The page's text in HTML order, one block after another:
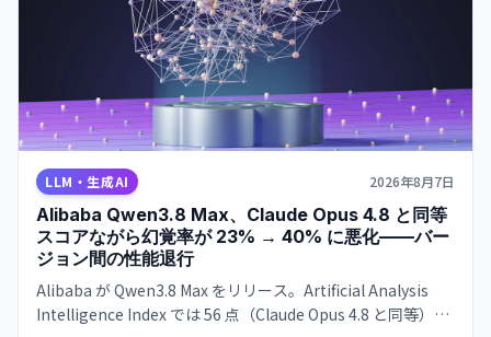
LLM・生成AI 2026年8月7日
Alibaba Qwen3.8 Max、Claude Opus 4.8 と同等
スコアながら幻覚率が 23% → 40% に悪化——バー
ジョン間の性能退行
Alibaba が Qwen3.8 Max をリリース。Artificial Analysis
Intelligence Index では 56 点（Claude Opus 4.8 と同等）を